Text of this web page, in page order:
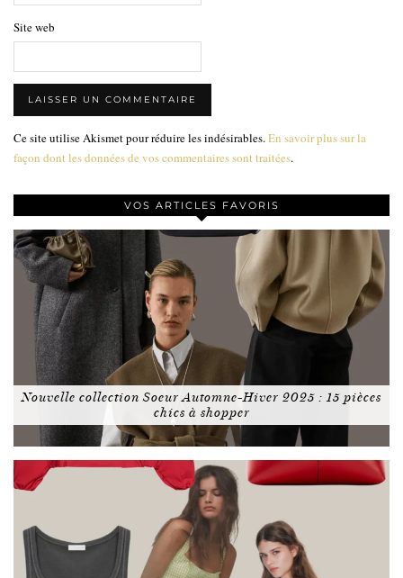
Site web
Ce site utilise Akismet pour réduire les indésirables. En savoir plus sur la
façon dont les données de vos commentaires sont traitées.
VOS ARTICLES FAVORIS
Nouvelle collection Soeur Automne-Hiver 2025 : 15 pièces
chics à shopper